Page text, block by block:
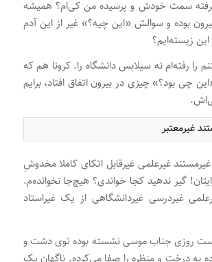
سمت خودش و پرسیده من کی‌ام؟ همیشه
بوده و سوالش «این چیه؟» غیر از این آدم
این زیسته‌ایم؟
را رفته‌ام نه سیلابس دانشگاه‌ را. کرونا هم که
چی بود؟» چیزی در بیرون اتفاق افتاد، برایم
غیرمعتبر
غیرعلمی غیرقابل اتکای کاملا مخدوشِ
گیر ندهید کجا خواندی؟ هیچ‌جا نخوانده‌م.
غیردرسی غیردانشگاهی از یک غیراستاد
است روزی جناب موسی نشسته بوده توی دشت و
به درخت و منظره را صفا می‌کرده. ناگهان یک